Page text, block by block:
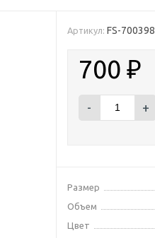
Артикул: FS-700398
700₽
- +
Размер
Объем
Цвет